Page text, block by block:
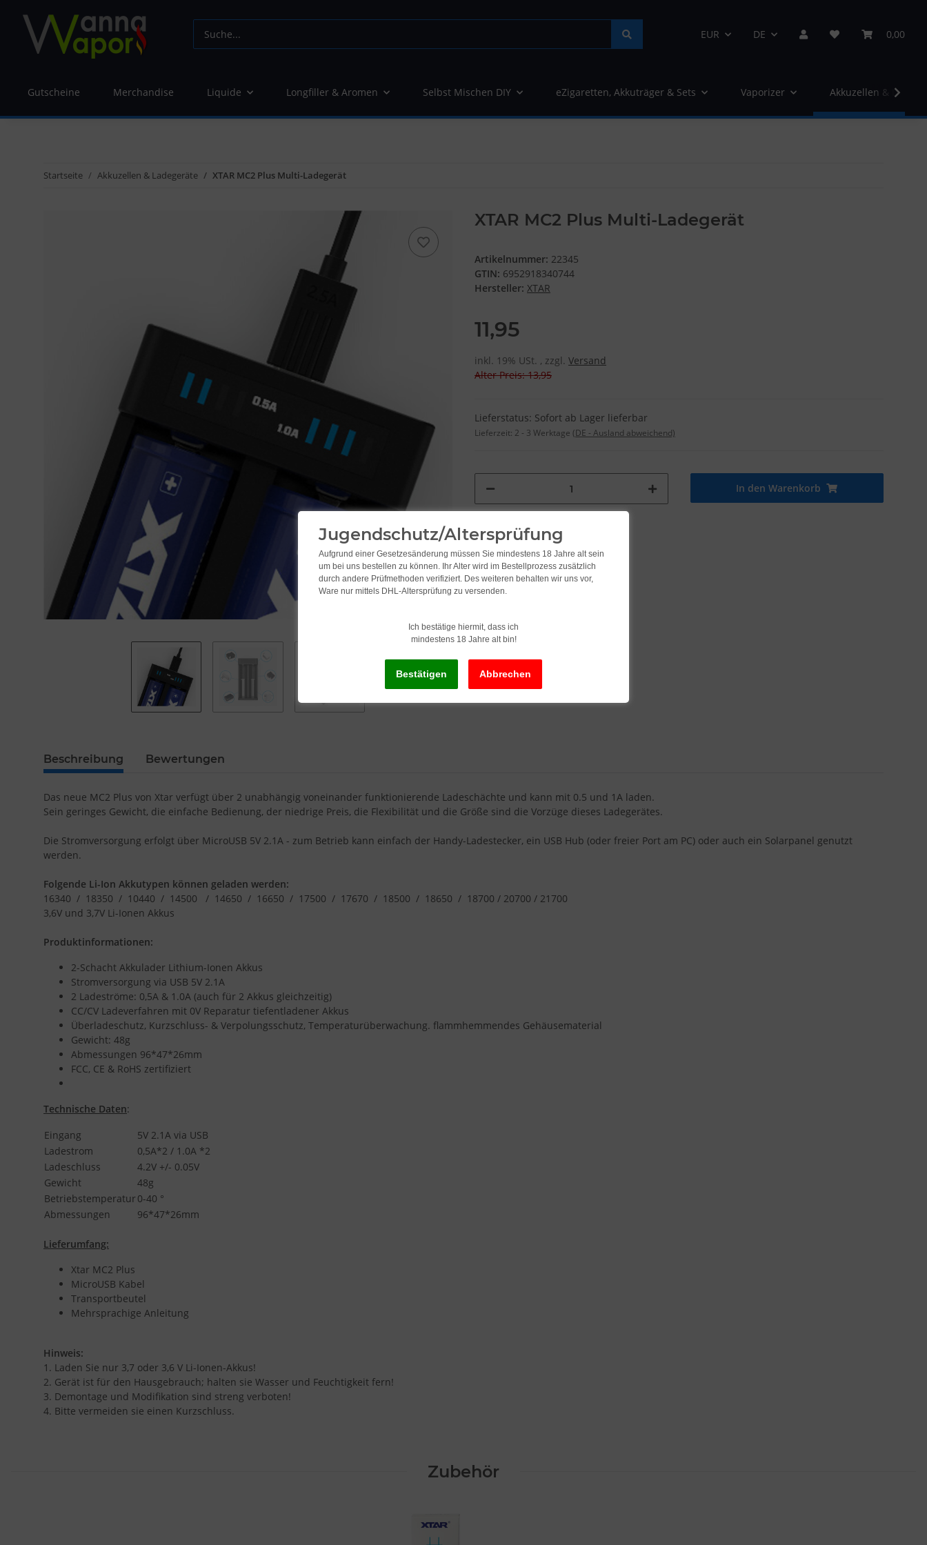
EUR DE 0,00
Gutscheine Merchandise Liquide Longfiller & Aromen Selbst Mischen DIY eZigaretten, Akkuträger & Sets Vaporizer Akkuzellen &
Startseite Akkuzellen & Ladegeräte XTAR MC2 Plus Multi-Ladegerät
XTAR MC2 Plus Multi-Ladegerät
Artikelnummer: 22345
GTIN: 6952918340744
Hersteller: XTAR
11,95
inkl. 19% USt. , zzgl. Versand
Alter Preis: 13,95
Lieferstatus: Sofort ab Lager lieferbar
Lieferzeit: 2 - 3 Werktage (DE - Ausland abweichend)
In den Warenkorb
Beschreibung Bewertungen
Das neue MC2 Plus von Xtar verfügt über 2 unabhängig voneinander funktionierende Ladeschächte und kann mit 0.5 und 1A laden.
Sein geringes Gewicht, die einfache Bedienung, der niedrige Preis, die Flexibilität und die Größe sind die Vorzüge dieses Ladegerätes.
Die Stromversorgung erfolgt über MicroUSB 5V 2.1A - zum Betrieb kann einfach der Handy-Ladestecker, ein USB Hub (oder freier Port am PC) oder auch ein Solarpanel genutzt
werden.
Folgende Li-Ion Akkutypen können geladen werden:
16340 / 18350 / 10440 / 14500 / 14650 / 16650 / 17500 / 17670 / 18500 / 18650 / 18700 / 20700 / 21700
3,6V und 3,7V Li-Ionen Akkus
Produktinformationen:
2-Schacht Akkulader Lithium-Ionen Akkus
Stromversorgung via USB 5V 2.1A
2 Ladeströme: 0,5A & 1.0A (auch für 2 Akkus gleichzeitig)
CC/CV Ladeverfahren mit 0V Reparatur tiefentladener Akkus
Überladeschutz, Kurzschluss- & Verpolungsschutz, Temperaturüberwachung. flammhemmendes Gehäusematerial
Gewicht: 48g
Abmessungen 96*47*26mm
FCC, CE & RoHS zertifiziert
Technische Daten:
Eingang
5V 2.1A via USB
Ladestrom
0,5A*2 / 1.0A *2
Ladeschluss
4.2V +/- 0.05V
Gewicht
48g
Betriebstemperatur 0-40 °
Abmessungen
96*47*26mm
Lieferumfang:
Xtar MC2 Plus
MicroUSB Kabel
Transportbeutel
Mehrsprachige Anleitung
Hinweis:
1. Laden Sie nur 3,7 oder 3,6 V Li-Ionen-Akkus!
2. Gerät ist für den Hausgebrauch; halten sie Wasser und Feuchtigkeit fern!
3. Demontage und Modifikation sind streng verboten!
4. Bitte vermeiden sie einen Kurzschluss.
Zubehör
Jugendschutz/Altersprüfung
Aufgrund einer Gesetzesänderung müssen Sie mindestens 18 Jahre alt sein
um bei uns bestellen zu können. Ihr Alter wird im Bestellprozess zusätzlich
durch andere Prüfmethoden verifiziert. Des weiteren behalten wir uns vor,
Ware nur mittels DHL-Altersprüfung zu versenden.
Ich bestätige hiermit, dass ich
mindestens 18 Jahre alt bin!